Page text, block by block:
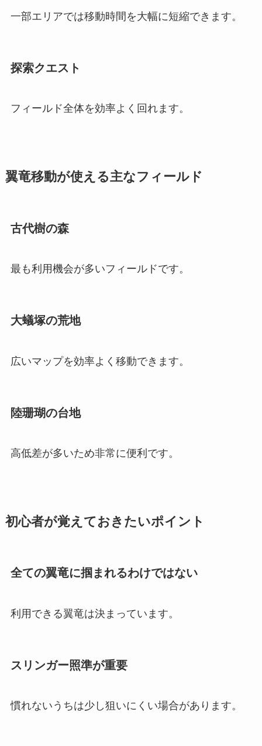
一部エリアでは移動時間を大幅に短縮できます。
探索クエスト
フィールド全体を効率よく回れます。
翼竜移動が使える主なフィールド
古代樹の森
最も利用機会が多いフィールドです。
大蟻塚の荒地
広いマップを効率よく移動できます。
陸珊瑚の台地
高低差が多いため非常に便利です。
初心者が覚えておきたいポイント
全ての翼竜に掴まれるわけではない
利用できる翼竜は決まっています。
スリンガー照準が重要
慣れないうちは少し狙いにくい場合があります。